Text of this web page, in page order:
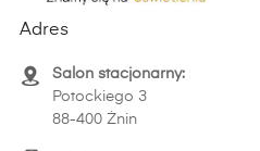
Adres
Salon stacjonarny:
Potockiego 3
88-400 Żnin